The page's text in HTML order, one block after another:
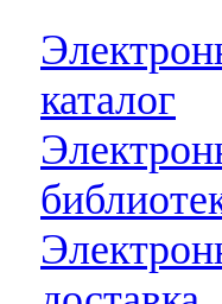
каталог